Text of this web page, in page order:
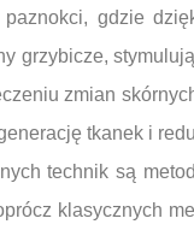
gdzie
grzybicze,
zmian
tkanek i
technik są
klasycznych